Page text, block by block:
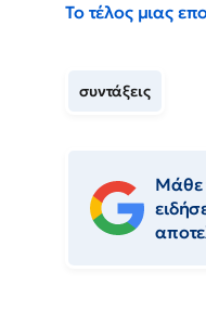
Το τέλος μιας
συντάξεις
Μάθε